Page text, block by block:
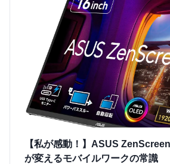
【私が感動！】ASUS
が変えるモバイルワークの常識